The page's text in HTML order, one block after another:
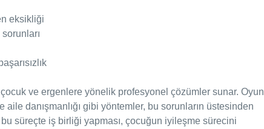
eksikliği
ve ergenlere yönelik profesyonel çözümler sunar. Oyun
aile danışmanlığı gibi yöntemler, bu sorunların üstesinden
süreçte iş birliği yapması, çocuğun iyileşme sürecini